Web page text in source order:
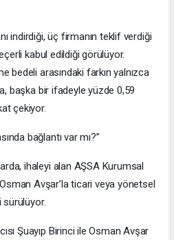
indirdiği, üç firmanın teklif verdiği
kabul edildiği görülüyor.
bedeli arasındaki farkın yalnızca
başka bir ifadeyle yüzde 0,59
çekiyor.
bağlantı var mı?”
ihaleyi alan AŞSA Kurumsal
Avşar’la ticari veya yönetsel
sürülüyor.
Şuayıp Birinci ile Osman Avşar